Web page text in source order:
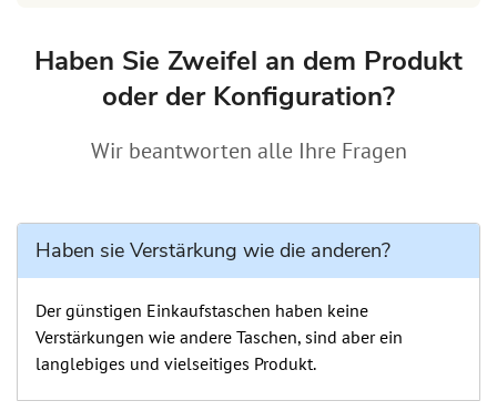
Haben Sie Zweifel an dem Produkt
oder der Konfiguration?
Wir beantworten alle Ihre Fragen
Haben sie Verstärkung wie die anderen?
Der günstigen Einkaufstaschen haben keine
Verstärkungen wie andere Taschen, sind aber ein
langlebiges und vielseitiges Produkt.